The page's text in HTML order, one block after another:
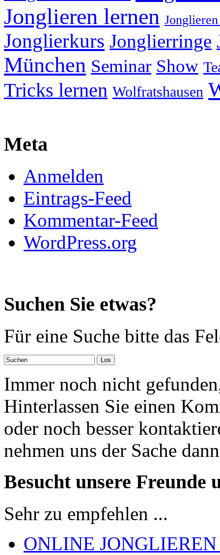
Jonglieren lernen
Jonglierkurs Jonglierringe
München Seminar Show
Tricks lernen Wolfratshausen
Meta
Anmelden
Eintrags-Feed
Kommentar-Feed
WordPress.org
Suchen Sie etwas?
Für eine Suche bitte das
Immer noch nicht
Hinterlassen Sie einen
oder noch besser
nehmen uns der Sache
Besucht unsere Freunde
Sehr zu empfehlen ...
ONLINE